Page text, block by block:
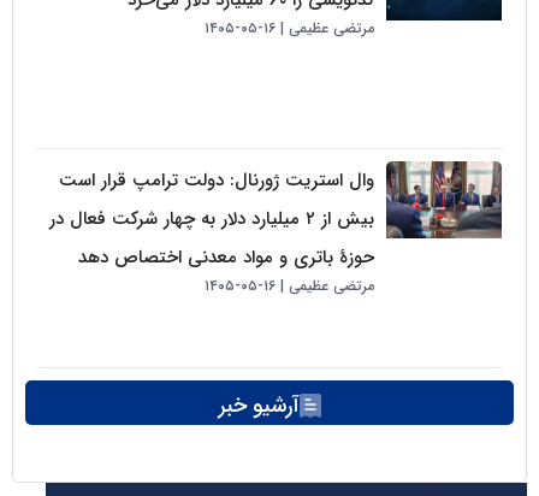
مرتضی عظیمی ۱۶-۰۵-۱۴۰۵
وال استریت ژورنال: دولت ترامپ قرار است
بیش از ۲ میلیارد دلار به چهار شرکت فعال در
حوزهٔ باتری و مواد معدنی اختصاص دهد
مرتضی عظیمی ۱۶-۰۵-۱۴۰۵
آرشیو خبر